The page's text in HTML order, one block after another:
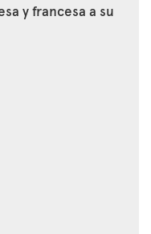
y francesa a su